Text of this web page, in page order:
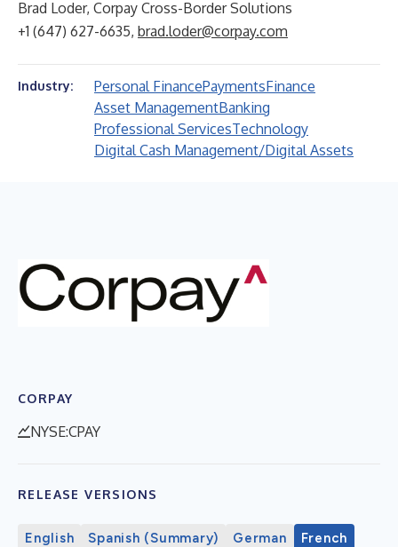
Brad Loder, Corpay Cross-Border Solutions
+1 (647) 627-6635, brad.loder@corpay.com
Industry: Personal FinancePaymentsFinance
Asset ManagementBanking
Professional ServicesTechnology
Digital Cash Management/Digital Assets
CORPAY
NYSE:CPAY
RELEASE VERSIONS
English Spanish (Summary) German
French